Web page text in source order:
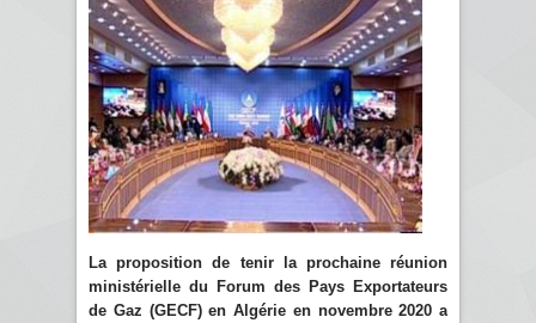
La proposition de tenir la prochaine réunion
ministérielle du Forum des Pays Exportateurs
de Gaz (GECF) en Algérie en novembre 2020 a